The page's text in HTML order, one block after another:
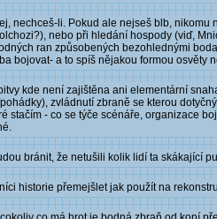
nechceš-li. Pokud ale nejseš blb,
nebo při hledání hospody (viď,
ran způsobených bezohlednými
bojovat- a to spíš nějakou formou osvěty
kde není zajištěna ani elementární
zvládnutí zbraně se kterou
stačím - co se týče scénáře, organizace
bránit, že netušili kolik lidí ta skákající
historie přemejšlet jak použít na